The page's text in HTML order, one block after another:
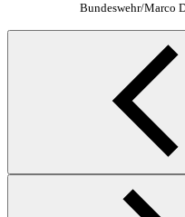
Bundeswehr/Marco